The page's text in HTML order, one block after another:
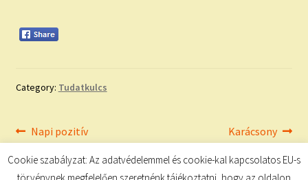
Category: Tudatkulcs
Bejegyzés
navigáció
Previous
Napi pozitív
Next
Karácsony
Cookie szabályzat: Az adatvédelemmel és cookie-kal kapcsolatos EU-s